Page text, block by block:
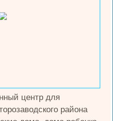
центр для
района